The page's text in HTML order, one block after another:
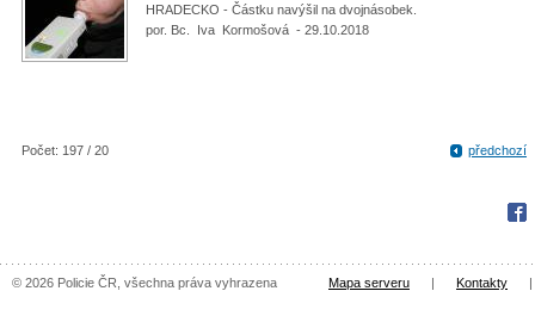
HRADECKO - Částku navýšil na dvojnásobek.
por. Bc. Iva Kormošová - 29.10.2018
Počet: 197 / 20 předchozí
© 2026 Policie ČR, všechna práva vyhrazena Mapa serveru | Kontakty |